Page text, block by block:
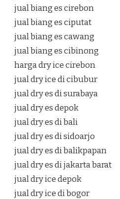
jual biang es cirebon
jual biang es ciputat
jual biang es cawang
jual biang es cibinong
harga dry ice cirebon
jual dry ice di cibubur
jual dry es di surabaya
jual dry es depok
jual dry es di bali
jual dry es di sidoarjo
jual dry es di balikpapan
jual dry es di jakarta barat
jual dry ice depok
jual dry ice di bogor